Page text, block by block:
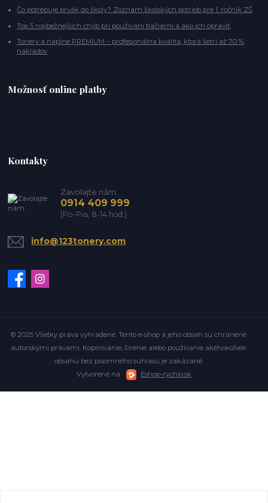
Čo potrebuje prvák do školy? Zoznam školských potrieb pre 1. ročník ZŠ
Top 5 najbežnejších chýb pri používaní tlačiarní a ako ich opraviť
Tonery a náplne PREMIUM – profesionálna kvalita, ktorá šetrí až 70 %
nákladov
Možnosť online platby
Kontakty
Zavolajte nám.
0914 409 999
(Po-Pia, 8-14 hod.)
info@123tonery.com
© 2025 Všetky práva vyhradené. Tento e-shop a jeho obsah sú chránené
autorskými právami. Kopírovanie, šírenie alebo používanie akéhokoľvek
obsahu bez písomného súhlasu je zakázané.
Vytvorené na
Eshop-rychlo.sk